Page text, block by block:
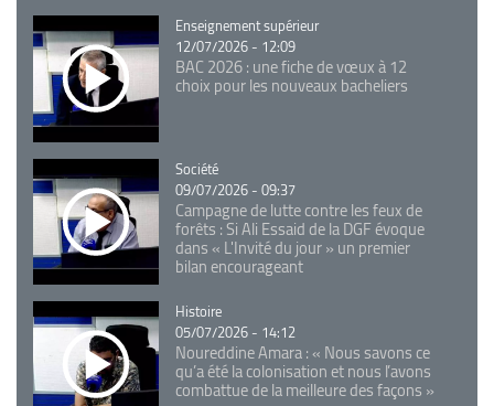
Catégorie
Enseignement supérieur
12/07/2026 - 12:09
BAC 2026 : une fiche de vœux à 12
choix pour les nouveaux bacheliers
Catégorie
Société
09/07/2026 - 09:37
Campagne de lutte contre les feux de
forêts : Si Ali Essaid de la DGF évoque
dans « L'Invité du jour » un premier
bilan encourageant
Catégorie
Histoire
05/07/2026 - 14:12
Noureddine Amara : « Nous savons ce
qu’a été la colonisation et nous l’avons
combattue de la meilleure des façons »